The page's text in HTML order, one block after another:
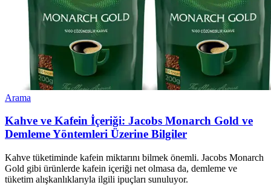
Arama
Kahve ve Kafein İçeriği: Jacobs Monarch Gold ve
Demleme Yöntemleri Üzerine Bilgiler
Kahve tüketiminde kafein miktarını bilmek önemli. Jacobs Monarch
Gold gibi ürünlerde kafein içeriği net olmasa da, demleme ve
tüketim alışkanlıklarıyla ilgili ipuçları sunuluyor.